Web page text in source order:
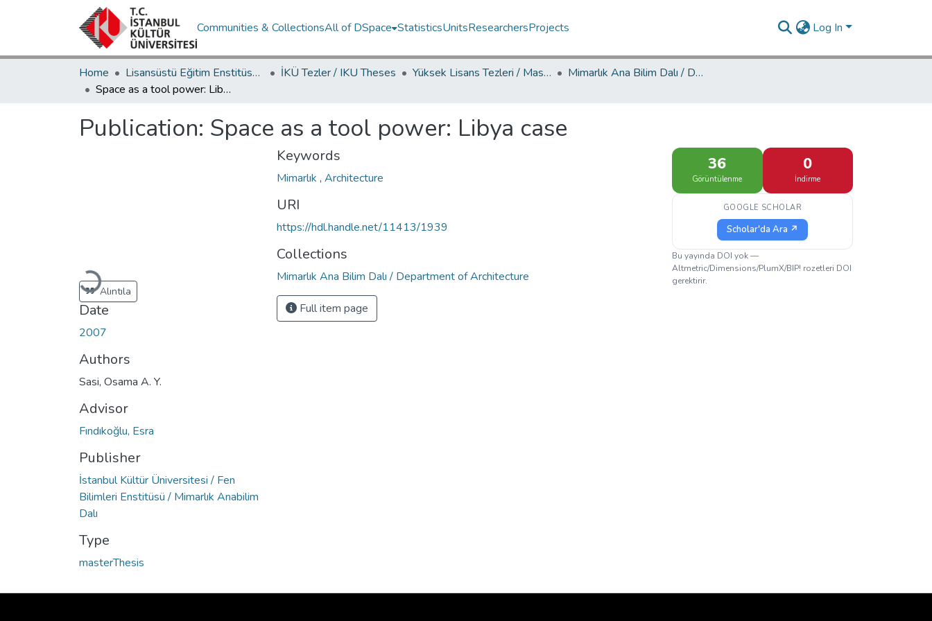
Communities & CollectionsAll of DSpace StatisticsUnitsResearchersProjects Log In
Home Lisansüstü Eğitim Enstitüsü / Postgraduate Education Institute İKÜ Tezler / IKU Theses Yüksek Lisans Tezleri / Master's Theses
Mimarlık Ana Bilim Dalı / Department of Architecture
Space as a tool power: Libya case
Publication: Space as a tool power: Libya case
Loading...
Alıntıla
Date
2007
Authors
Sasi, Osama A. Y.
Advisor
Fındıkoğlu, Esra
Publisher
İstanbul Kültür Üniversitesi / Fen
Bilimleri Enstitüsü / Mimarlık Anabilim
Dalı
Type
masterThesis
Keywords
Mimarlık , Architecture
URI
https://hdl.handle.net/11413/1939
Collections
Mimarlık Ana Bilim Dalı / Department of Architecture
Full item page
36
Görüntülenme
0
İndirme
GOOGLE SCHOLAR
Scholar'da Ara ↗
Bu yayında DOI yok —
Altmetric/Dimensions/PlumX/BIP! rozetleri DOI
gerektirir.